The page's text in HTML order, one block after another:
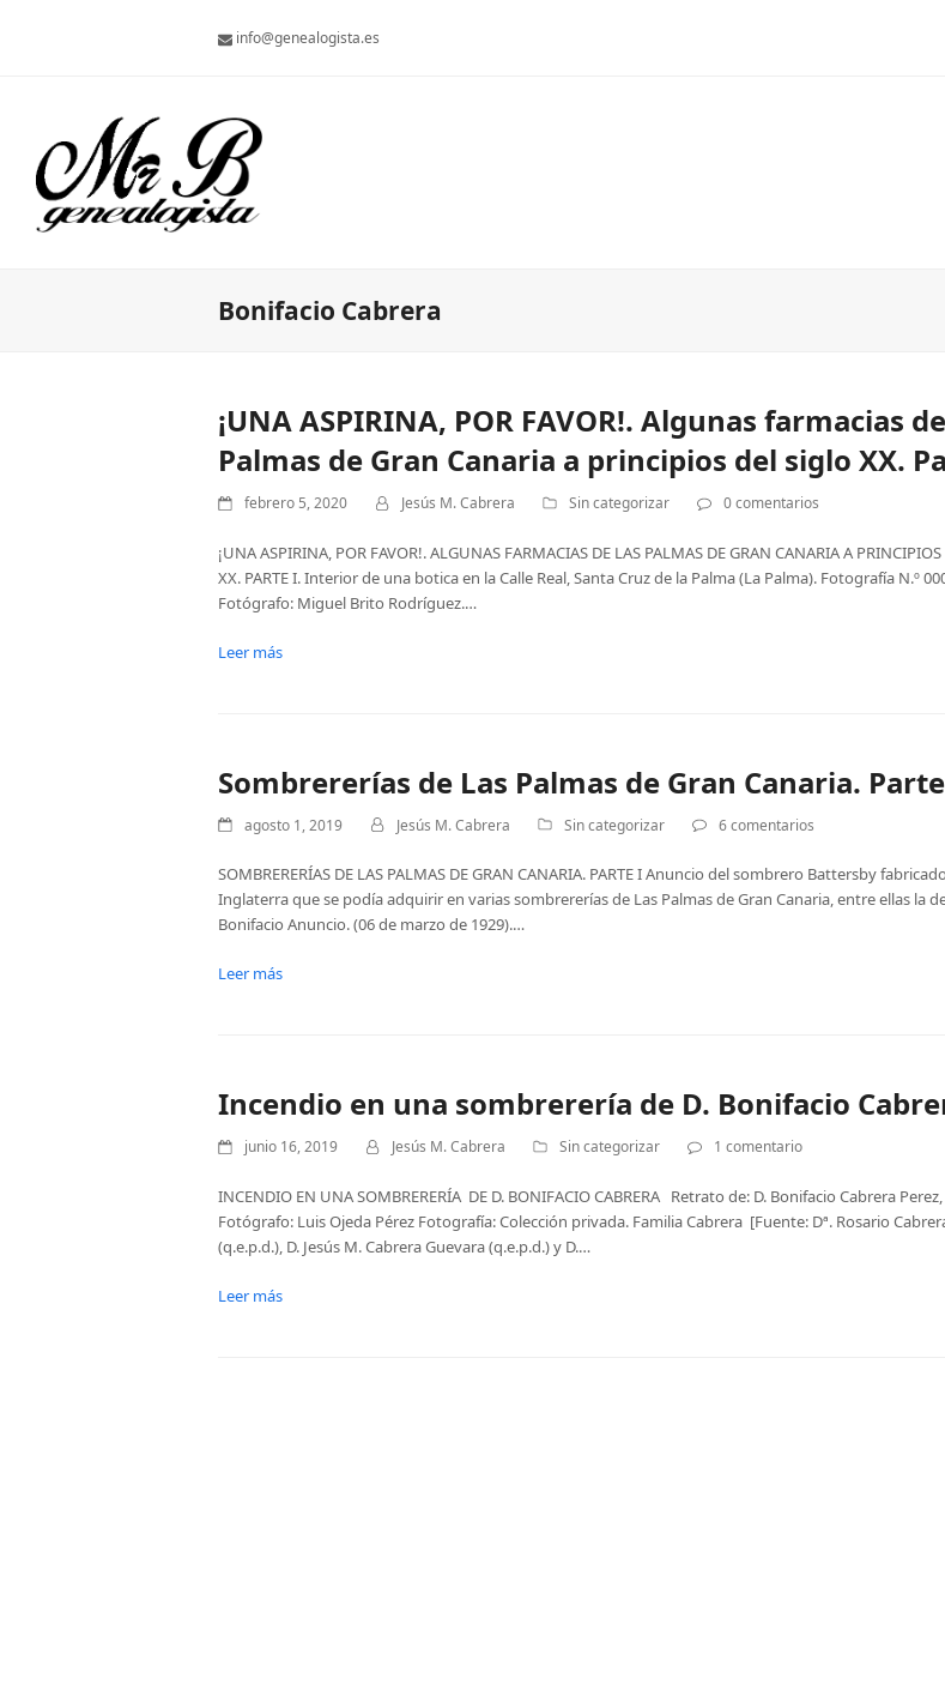
info@genealogista.es
Bonifacio Cabrera
¡UNA ASPIRINA, POR FAVOR!. Algunas farmacias
Palmas de Gran Canaria a principios del siglo XX.
febrero 5, 2020 Jesús M. Cabrera Sin categorizar 0 comentarios
¡UNA ASPIRINA, POR FAVOR!. ALGUNAS FARMACIAS DE LAS PALMAS DE GRAN CANARIA A
XX. PARTE I. Interior de una botica en la Calle Real, Santa Cruz de la Palma (La Palma). Fotografía N.º
Fotógrafo: Miguel Brito Rodríguez.…
Leer más
Sombrererías de Las Palmas de Gran Canaria.
agosto 1, 2019 Jesús M. Cabrera Sin categorizar 6 comentarios
SOMBRERERÍAS DE LAS PALMAS DE GRAN CANARIA. PARTE I Anuncio del sombrero Battersby
Inglaterra que se podía adquirir en varias sombrererías de Las Palmas de Gran Canaria, entre ellas la
Bonifacio Anuncio. (06 de marzo de 1929).…
Leer más
Incendio en una sombrerería de D. Bonifacio
junio 16, 2019 Jesús M. Cabrera Sin categorizar 1 comentario
INCENDIO EN UNA SOMBRERERÍA DE D. BONIFACIO CABRERA Retrato de: D. Bonifacio Cabrera
Fotógrafo: Luis Ojeda Pérez Fotografía: Colección privada. Familia Cabrera [Fuente: Dª. Rosario
(q.e.p.d.), D. Jesús M. Cabrera Guevara (q.e.p.d.) y D.…
Leer más